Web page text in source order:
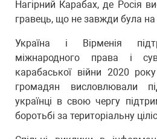
Нагірний Карабах, де Росія
гравець, що не завжди була на
Україна і Вірменія
міжнародного права і
карабаської війни 2020
громадян висловлювали
українці в свою чергу
боротьбі за територіальну